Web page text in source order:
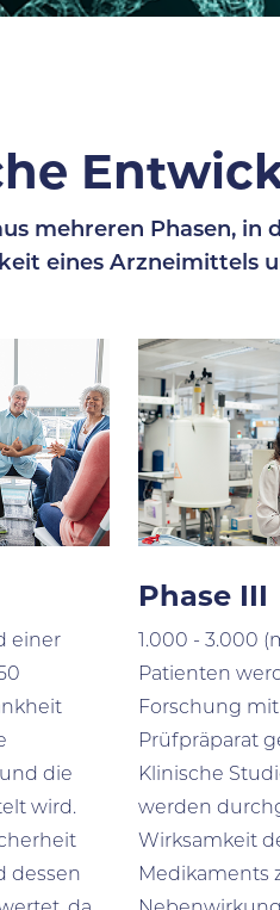
mehreren Phasen, in
eines Arzneimittels
einer
die
wird.
dessen
Phase III
1.000 - 3.000
Patienten
Forschung
Prüfpräparat
Klinische
werden
Wirksamkeit
Medikaments